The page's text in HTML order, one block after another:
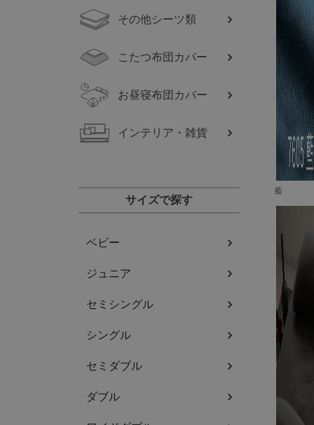
その他シーツ類
こたつ布団カバー
お昼寝布団カバー
インテリア・雑貨
サイズで探す
ベビー
ジュニア
セミシングル
シングル
セミダブル
ダブル
藍